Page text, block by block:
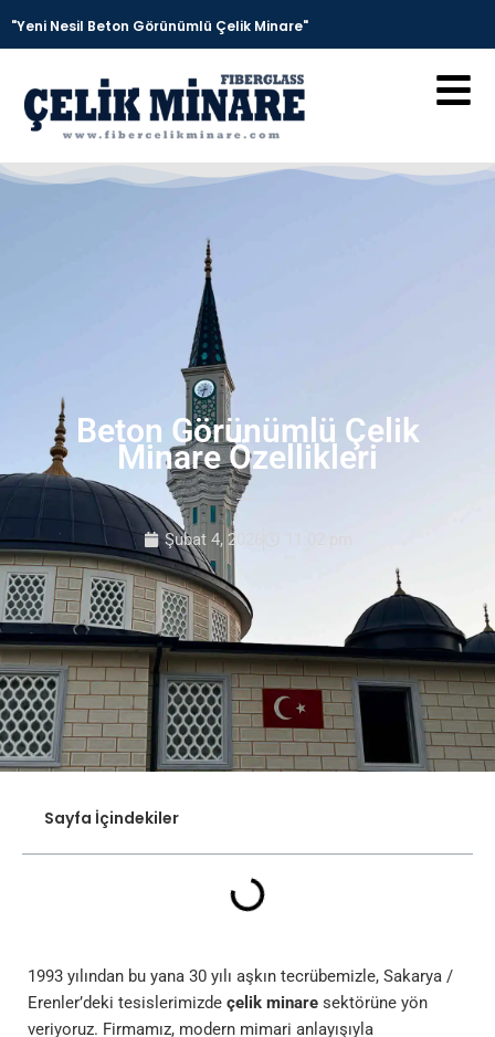
"Yeni Nesil Beton Görünümlü Çelik Minare"
Beton Görünümlü Çelik
Minare Özellikleri
Şubat 4, 2026
Sayfa İçindekiler
1993 yılından bu yana 30 yılı aşkın tecrübemizle, Sakarya /
Erenler’deki tesislerimizde çelik minare sektörüne yön
veriyoruz. Firmamız, modern mimari anlayışıyla